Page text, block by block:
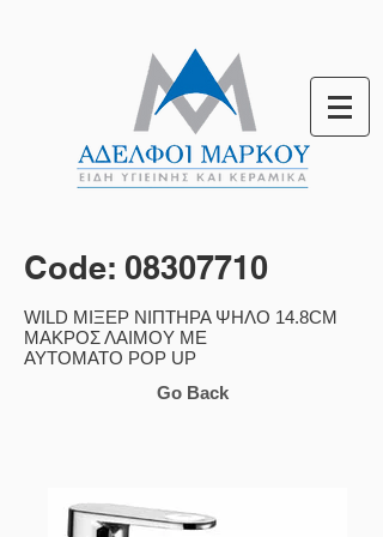
Code: 08307710
WILD ΜΙΞΕΡ ΝΙΠΤΗΡΑ ΨΗΛΟ 14.8CM
ΜΑΚΡΟΣ ΛΑΙΜΟΥ ΜΕ
ΑΥΤΟΜΑΤΟ POP UP
Go Back